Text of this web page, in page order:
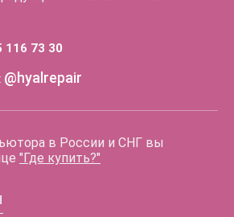
116 73 30
@hyalrepair
в России и СНГ вы
"Где купить?"